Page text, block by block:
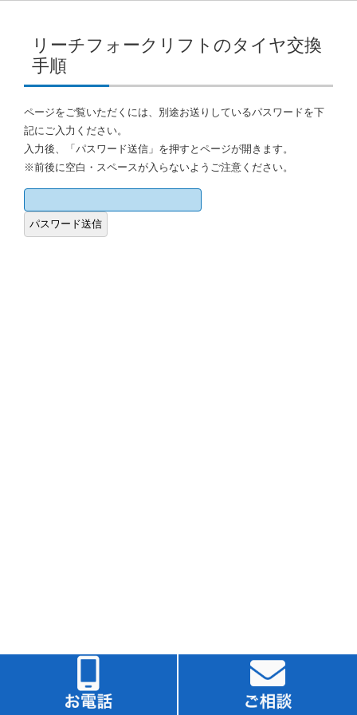
リーチフォークリフトのタイヤ交換
手順
ページをご覧いただくには、別途お送りしているパスワードを下
記にご入力ください。
入力後、「パスワード送信」を押すとページが開きます。
※前後に空白・スペースが入らないようご注意ください。